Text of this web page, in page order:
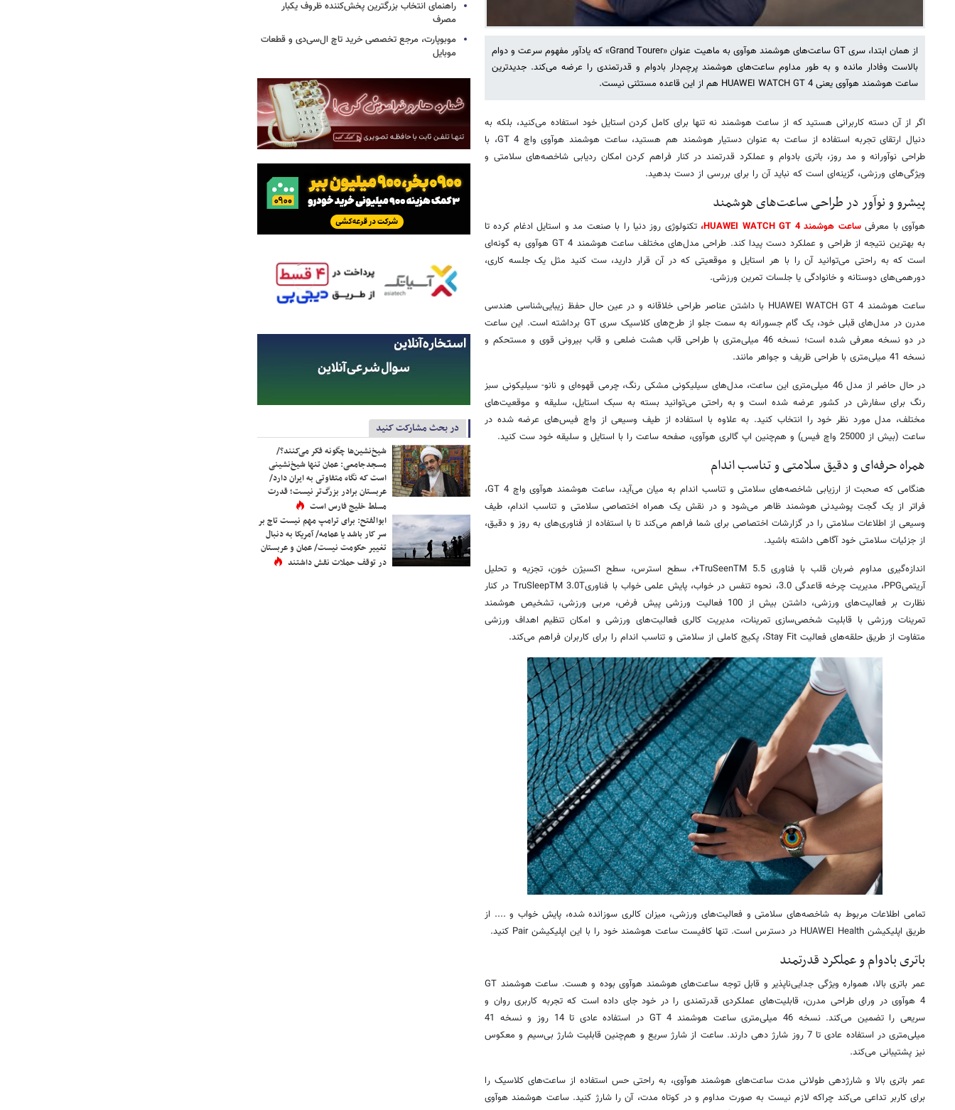
از همان ابتدا، سری GT ساعت‌های هوشمند هوآوی به ماهیت عنوان «Grand Tourer» که یادآور مفهوم سرعت و دوام
بالاست وفادار مانده و به طور مداوم ساعت‌های هوشمند پرچم‌دار بادوام و قدرتمندی را عرضه می‌کند. جدیدترین
ساعت هوشمند هوآوی یعنی HUAWEI WATCH GT 4 هم از این قاعده مستثنی نیست.
اگر از آن دسته کاربرانی هستید که از ساعت هوشمند نه تنها برای کامل کردن استایل خود استفاده می‌کنید، بلکه به
دنیال ارتقای تجربه استفاده از ساعت به عنوان دستیار هوشمند هم هستید، ساعت هوشمند هوآوی واچ GT 4، با
طراحی نوآورانه و مد روز، باتری بادوام و عملکرد قدرتمند در کنار فراهم کردن امکان ردیابی شاخصه‌های سلامتی و
ویژگی‌های ورزشی، گزینه‌ای است که نباید آن را برای بررسی از دست بدهید.
پیشرو و نوآور در طراحی ساعت‌های هوشمند
هوآوی با معرفیساعت هوشمند HUAWEI WATCH GT 4،
تکنولوژی روز دنیا را با صنعت مد و استایل ادغام کرده تا
به بهترین نتیجه از طراحی و عملکرد دست پیدا کند. طراحی مدل‌های مختلف ساعت هوشمند GT 4 هوآوی به گونه‌ای
است که به راحتی می‌توانید آن را با هر استایل و موقعیتی که در آن قرار دارید، ست کنید مثل یک جلسه کاری،
دورهمی‌های دوستانه و خانوادگی یا جلسات تمرین ورزشی.
ساعت هوشمند HUAWEI WATCH GT 4 با داشتن عناصر طراحی خلاقانه و در عین حال حفظ زیبایی‌شناسی هندسی
مدرن در مدل‌های قبلی خود، یک گام جسورانه به سمت جلو از طرح‌های کلاسیک سری GT برداشته است. این ساعت
در دو نسخه معرفی شده است؛ نسخه 46 میلی‌متری با طراحی قاب هشت ضلعی و قاب بیرونی قوی و مستحکم و
نسخه 41 میلی‌متری با طراحی ظریف و جواهر مانند.
در حال حاضر از مدل‌ 46 میلی‌متری این ساعت، مدل‌های سیلیکونی مشکی رنگ، چرمی قهوه‌ای و نانو- سیلیکونی سبز
رنگ برای سفارش در کشور عرضه شده است و به راحتی می‌توانید بسته به سبک استایل، سلیقه و موقعیت‌های
مختلف، مدل مورد نظر خود را انتخاب کنید. به علاوه با استفاده از طیف وسیعی از واچ فیس‌های عرضه شده در
ساعت (بیش از 25000 واچ فیس) و هم‌چنین اپ گالری هوآوی، صفحه ساعت را با استایل و سلیقه خود ست کنید.
همراه حرفه‌ای و دقیق سلامتی و تناسب اندام
هنگامی که صحبت از ارزیابی شاخصه‌های سلامتی و تناسب اندام به میان می‌آید، ساعت هوشمند هوآوی واچ GT 4،
فراتر از یک گجت پوشیدنی هوشمند ظاهر می‌شود و در نقش یک همراه اختصاصی سلامتی و تناسب اندام، طیف
وسیعی از اطلاعات سلامتی را در گزارشات اختصاصی برای شما فراهم می‌کند تا با استفاده از فناوری‌های به روز و دقیق،
از جزئیات سلامتی خود آگاهی داشته باشید.
اندازه‌گیری مداوم ضربان قلب با فناوری TruSeenTM 5.5+، سطح استرس، سطح اکسیژن خون، تجزیه و تحلیل
آریتمیPPG، مدیریت چرخه قاعدگی 3.0، نحوه تنفس در خواب، پایش علمی خواب با فناوریTruSleepTM 3.0T در کنار
نظارت بر فعالیت‌های ورزشی، داشتن بیش از 100 فعالیت ورزشی پیش فرض، مربی ورزشی، تشخیص هوشمند
تمرینات ورزشی با قابلیت شخصی‌سازی تمرینات، مدیریت کالری فعالیت‌های ورزشی و امکان تنظیم اهداف ورزشی
متفاوت از طریق حلقه‌های فعالیت Stay Fit، پکیج کاملی از سلامتی و تناسب اندام را برای کاربران فراهم می‌کند.
تمامی اطلاعات مربوط به شاخصه‌های سلامتی و فعالیت‌های ورزشی، میزان کالری سوزانده شده، پایش خواب و .... از
طریق اپلیکیشن HUAWEI Health در دسترس است. تنها کافیست ساعت هوشمند خود را با این اپلیکیشن Pair کنید.
باتری بادوام و عملکرد قدرتمند
عمر باتری بالا، همواره ویژگی جدایی‌ناپذیر و قابل توجه ساعت‌های هوشمند هوآوی بوده و هست. ساعت هوشمند GT
4 هوآوی در ورای طراحی مدرن، قابلیت‌های عملکردی قدرتمندی را در خود جای داده است که تجربه کاربری روان و
سریعی را تضمین می‌کند. نسخه 46 میلی‌متری ساعت هوشمند GT 4 در استفاده عادی تا 14 روز و نسخه 41
میلی‌متری در استفاده عادی تا 7 روز شارژ دهی دارند. ساعت از شارژ سریع و هم‌چنین قابلیت شارژ بی‌سیم و معکوس
نیز پشتیبانی می‌کند.
عمر باتری بالا و شارژدهی طولانی مدت ساعت‌های هوشمند هوآوی، به راحتی حس استفاده از ساعت‌های کلاسیک را
برای کاربر تداعی می‌کند چراکه لازم نیست به صورت مداوم و در کوتاه مدت، آن را شارژ کنید. ساعت هوشمند هوآوی
راهنمای انتخاب بزرگترین پخش‌کننده ظروف یکبار
مصرف
موبوپارت، مرجع تخصصی خرید تاچ ال‌سی‌دی و قطعات
موبایل
در بحث مشارکت کنید
شیخ‌نشین‌ها چگونه فکر می‌کنند؟/
مسجدجامعی: عمان تنها شیخ‌نشینی
است که نگاه متفاوتی به ایران دارد/
عربستان برادر بزرگ‌تر نیست؛ قدرت
مسلط خلیج فارس است
ابوالفتح: برای ترامپ مهم نیست تاج بر
سر کار باشد یا عمامه/ آمریکا به دنبال
تغییر حکومت نیست/ عمان و عربستان
در توقف حملات نقش داشتند